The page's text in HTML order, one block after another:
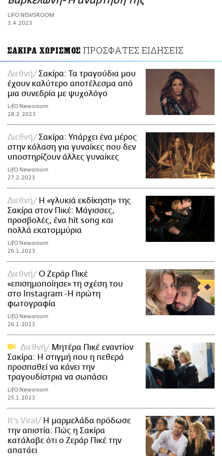
ΑΜΠΑ
PRINT
LIFO NEWSROOM
3.4.2023
ΣΑΚΙΡΑ ΧΩΡΙΣΜΟΣ ΠΡΟΣΦΑΤΕΣ ΕΙΔΗΣΕΙΣ
Διεθνή
Σακίρα: Τα τραγούδια μου
έχουν καλύτερο αποτέλεσμα από
μια συνεδρία με ψυχολόγο
LifO Newsroom
28.2.2023
Διεθνή
Σακίρα: Υπάρχει ένα μέρος
στην κόλαση για γυναίκες που δεν
υποστηρίζουν άλλες γυναίκες
LifO Newsroom
27.2.2023
Διεθνή
Η «γλυκιά εκδίκηση» της
Σακίρα στον Πικέ: Μάγισσες,
προσβολές, ένα hit song και
πολλά εκατομμύρια
LifO Newsroom
26.1.2023
Διεθνή
Ο Ζεράρ Πικέ
«επισημοποίησε» τη σχέση του
στο Instagram -Η πρώτη
φωτoγραφία
LifO Newsroom
26.1.2023
Διεθνή
Μητέρα Πικέ εναντίον
Σακίρα: Η στιγμή που η πεθερά
προσπαθεί να κάνει την
τραγουδίστρια να σωπάσει
LifO Newsroom
25.1.2023
It's Viral
Η μαρμελάδα πρόδωσε
την απιστία: Πώς η Σακίρα
κατάλαβε ότι ο Ζεράρ Πικέ την
απατάει